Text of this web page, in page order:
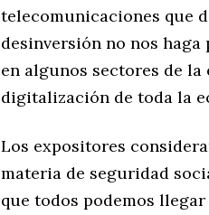
telecomunicaciones que
desinversión no nos
en algunos sectores de
digitalización de toda la
Los expositores
materia de seguridad
que todos podemos